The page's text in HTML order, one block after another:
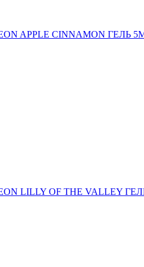
APPLE CINNAMON ГЕЛЬ
LILLY OF THE VALLEY